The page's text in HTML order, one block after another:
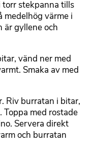
torr stekpanna tills
medelhög värme i
är gyllene och
vänd ner med
Smaka av med
Riv burratan i bitar,
Toppa med rostade
Servera direkt
och burratan